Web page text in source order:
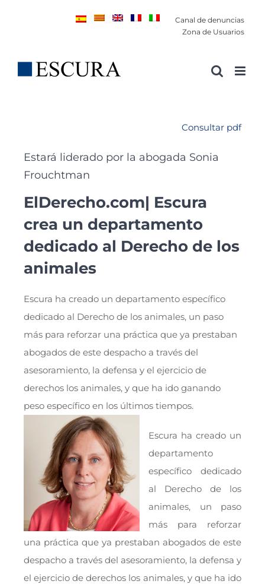
Canal de denuncias
Zona de Usuarios
Consultar pdf
Estará liderado por la abogada Sonia
Frouchtman
ElDerecho.com| Escura
crea un departamento
dedicado al Derecho de los
animales
Escura ha creado un departamento específico
dedicado al Derecho de los animales, un paso
más para reforzar una práctica que ya prestaban
abogados de este despacho a través del
asesoramiento, la defensa y el ejercicio de
derechos los animales, y que ha ido ganando
peso específico en los últimos tiempos.
Escura ha creado un
departamento
específico dedicado
al Derecho de los
animales, un paso
más para reforzar
una práctica que ya prestaban abogados de este
despacho a través del asesoramiento, la defensa y
el ejercicio de derechos los animales, y que ha ido